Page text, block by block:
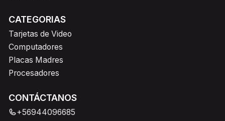
CATEGORIAS
Tarjetas de Video
Computadores
Placas Madres
Procesadores
CONTÁCTANOS
+56944096685